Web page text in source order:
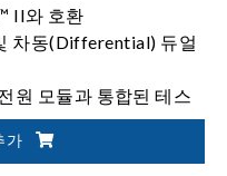
II와 호환
차동(Differential) 듀얼
원 모듈과 통합된 테스
가